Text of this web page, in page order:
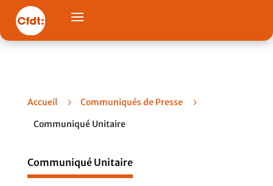
Accueil 5 Communiqués de Presse
5
Communiqué Unitaire
Communiqué Unitaire